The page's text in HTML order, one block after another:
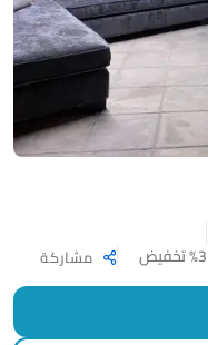
مشاركة